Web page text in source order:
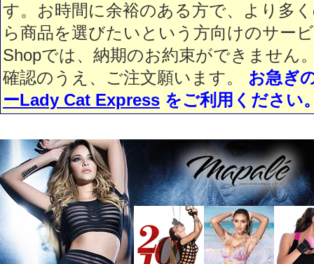
す。お時間に余裕のある方で、より多
ら商品を選びたいという方向けのサー
Shopでは、納期のお約束ができません
確認のうえ、ご注文願います。 お急ぎ
ーLady Cat Express をご利用ください